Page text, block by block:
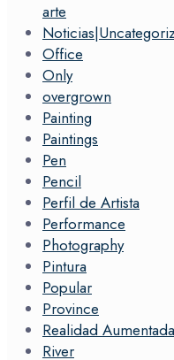
arte
Office
Only
overgrown
Painting
Paintings
Pen
Pencil
Perfil de Artista
Performance
Photography
Pintura
Popular
Province
Realidad Aumentada
River